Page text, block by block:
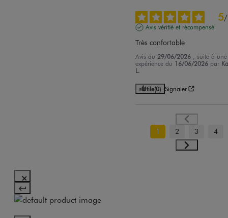
5/
Avis vérifié et récompensé
Très confortable
Avis du 29/06/2026
, suite à une
expérience du 16/06/2026 par
L.
Utile(0) Signaler
1 2 3 4